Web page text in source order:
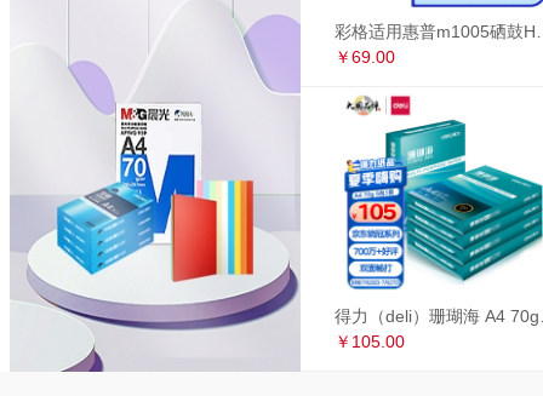
￥69.00
￥105.00